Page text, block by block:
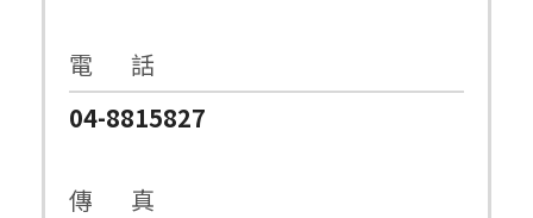
電 話
04-8815827
傳 真